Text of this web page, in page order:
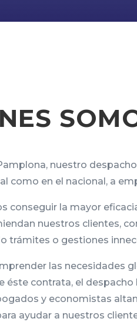
nuestro
como en el nacional, a
conseguir la mayor
nuestros clientes,
trámites o gestiones
las necesidades
éste contrata, el
y economistas
ayudar a nuestros